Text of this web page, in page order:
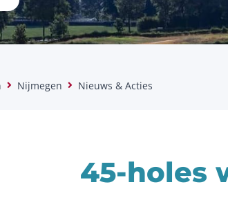
Nijmegen Nieuws & Acties
45-holes